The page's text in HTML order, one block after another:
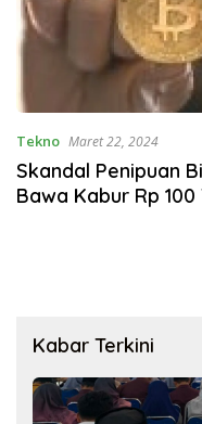
Tekno Maret 22, 2024
Skandal Penipuan
Bawa Kabur Rp 100
Kabar Terkini